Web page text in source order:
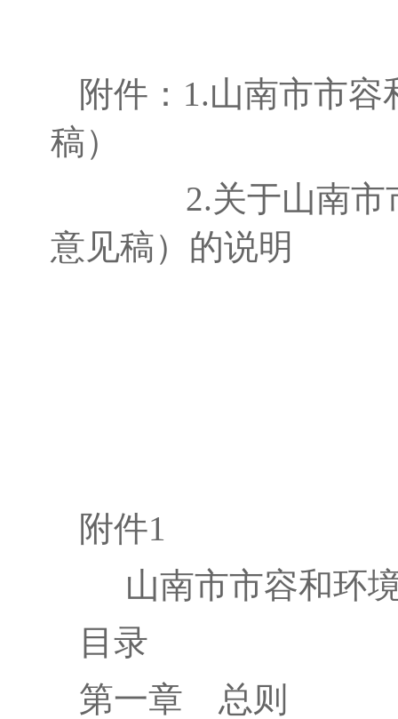
附件：1.山南市市
稿）
2.关于山南
意见稿）的说明
附件1
山南市市容和环
目 录
第一章 总则